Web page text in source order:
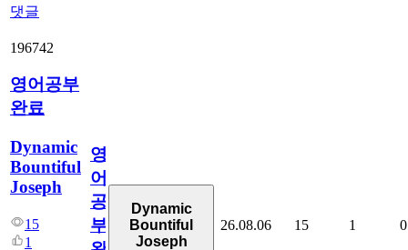
댓글
196742
영어공부
완료
Dynamic
Bountiful
Joseph
15
1
영
어
공
부
Dynamic
Bountiful
Joseph
26.08.06 15 1 0